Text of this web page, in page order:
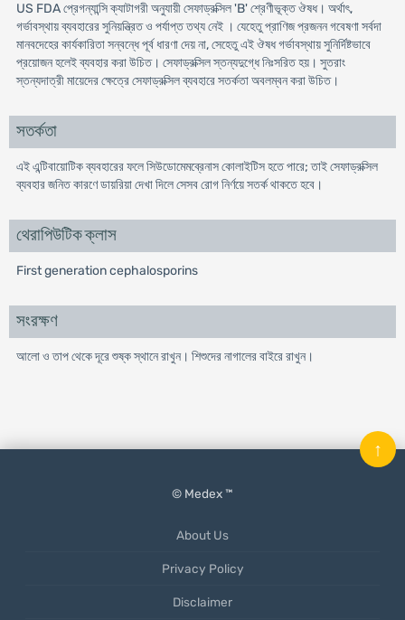
US FDA প্রেগন্যান্সি ক্যাটাগরী অনুযায়ী সেফাড্রক্সিল 'B' শ্রেণীভূক্ত ঔষধ। অর্থাৎ,
গর্ভাবস্থায় ব্যবহারের সুনিয়ন্ত্রিত ও পর্যাপ্ত তথ্য নেই । যেহেতু প্রাণিজ প্রজনন গবেষণা সর্বদা
মানবদেহের কার্যকারিতা সন্বন্ধে পূর্ব ধারণা দেয় না, সেহেতু এই ঔষধ গর্ভাবস্থায় সুনির্দিষ্টভাবে
প্রয়োজন হলেই ব্যবহার করা উচিত। সেফাড্রক্সিল স্তন্যদুগ্ধে নিঃসরিত হয়। সুতরাং
স্তন্যদাত্রী মায়েদের ক্ষেত্রে সেফাড্রক্সিল ব্যবহারে সতর্কতা অবলম্বন করা উচিত।
সতর্কতা
এই এন্টিবায়োটিক ব্যবহারের ফলে সিউডোমেমব্রেনাস কোলাইটিস হতে পারে; তাই সেফাড্রক্সিল
ব্যবহার জনিত কারণে ডায়রিয়া দেখা দিলে সেসব রোগ নির্ণয়ে সতর্ক থাকতে হবে।
থেরাপিউটিক ক্লাস
First generation cephalosporins
সংরক্ষণ
আলো ও তাপ থেকে দূরে শুষ্ক স্থানে রাখুন। শিশুদের নাগালের বাইরে রাখুন।
© Medex ™
About Us
Privacy Policy
Disclaimer
↑